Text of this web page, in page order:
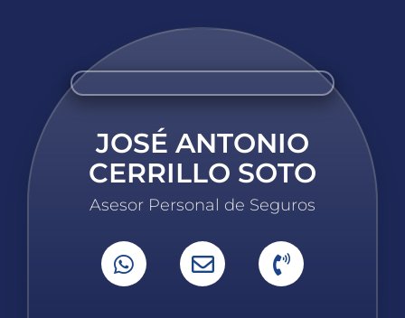
JOSÉ ANTONIO
CERRILLO SOTO
Asesor Personal de Seguros